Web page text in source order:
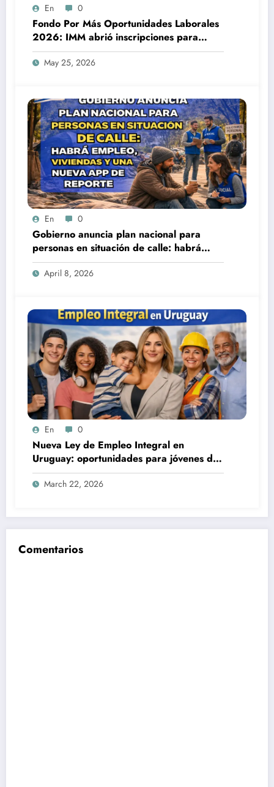
En 0
Fondo Por Más Oportunidades Laborales
2026: IMM abrió inscripciones para
acceder a apoyo económico de hasta
$120.000
May 25, 2026
En 0
Gobierno anuncia plan nacional para
personas en situación de calle: habrá
empleo, viviendas y una nueva app de
reporte
April 8, 2026
En 0
Nueva Ley de Empleo Integral en
Uruguay: oportunidades para jóvenes de
15 a 29 años y otros grupos prioritarios
March 22, 2026
Comentarios